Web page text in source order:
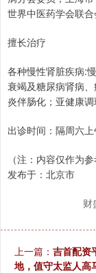
世界中医药学会联合
擅长治疗
各种慢性肾脏疾病:
衰竭及糖尿病肾病
炎伴肠化；亚健康调
出诊时间：隔周六
（注：内容仅作为
发布于：北京市
财
上一篇： 吉首配资
地，值守太监人高